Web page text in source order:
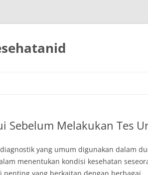
Sebelum Melakukan Tes
yang umum digunakan dalam
menentukan kondisi kesehatan